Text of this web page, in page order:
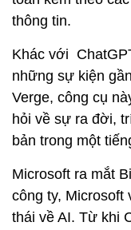
thông tin.
Khác với
những sự kiện
Verge, công cụ
hỏi về sự ra đời,
bản trong một
Microsoft ra mắt
công ty, Microsoft
thái về AI. Từ khi